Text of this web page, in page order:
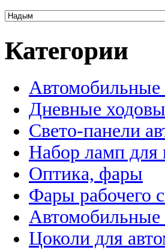
Категории
Дневные
Свето-панели
Набор ламп для
Оптика, фары
Фары рабочего
Автомобильные
Цоколи для